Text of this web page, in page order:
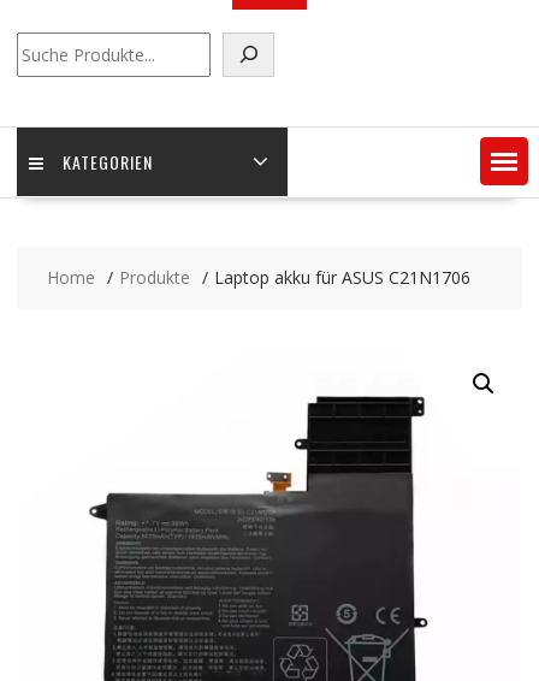
KATEGORIEN
Home Produkte Laptop akku für ASUS C21N1706